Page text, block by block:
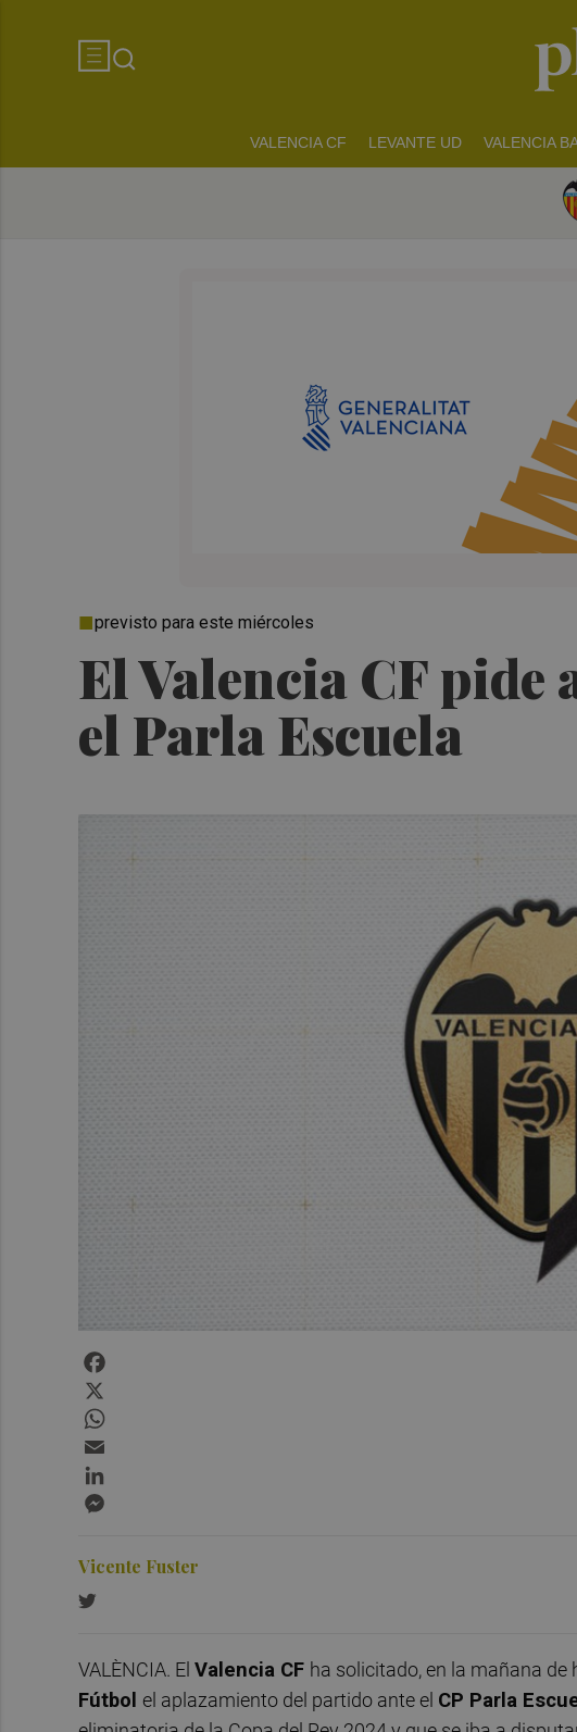
VALENCIA CF LEVANTE UD VALENCIA
El Valencia CF
el Parla Escuela
previsto para este miércoles
Vicente Fuster
VALÈNCIA. El Valencia CF ha solicitado, en la mañana de
Fútbol el aplazamiento del partido ante el CP Parla